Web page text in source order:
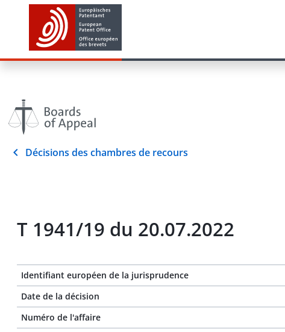
Décisions des chambres de recours
T 1941/19 du 20.07.2022
Identifiant européen de la jurisprudence
Date de la décision
Numéro de l'affaire